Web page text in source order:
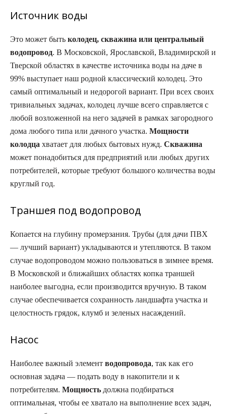
Источник воды
Это может быть колодец, скважина или центральный
водопровод. В Московской, Ярославской, Владимирской и
Тверской областях в качестве источника воды на даче в
99% выступает наш родной классический колодец. Это
самый оптимальный и недорогой вариант. При всех своих
тривиальных задачах, колодец лучше всего справляется с
любой возложенной на него задачей в рамках загородного
дома любого типа или дачного участка. Мощности
колодца хватает для любых бытовых нужд. Скважина
может понадобиться для предприятий или любых других
потребителей, которые требуют большого количества воды
круглый год.
Траншея под водопровод
Копается на глубину промерзания. Трубы (для дачи ПВХ
— лучший вариант) укладываются и утепляются. В таком
случае водопроводом можно пользоваться в зимнее время.
В Московской и ближайших областях копка траншей
наиболее выгодна, если производится вручную. В таком
случае обеспечивается сохранность ландшафта участка и
целостность грядок, клумб и зеленых насаждений.
Насос
Наиболее важный элемент водопровода, так как его
основная задача — подать воду в накопители и к
потребителям. Мощность должна подбираться
оптимальная, чтобы ее хватало на выполнение всех задач,